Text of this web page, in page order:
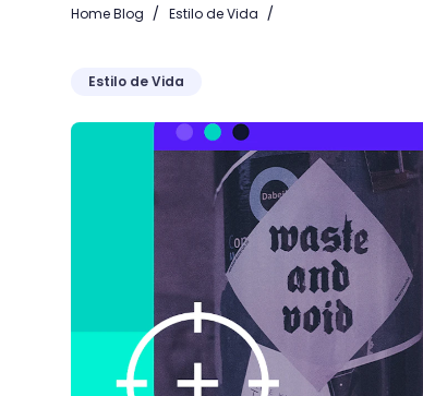
Home Blog / Estilo de Vida /
Estilo de Vida
Aprende cómo identificar tipografías con